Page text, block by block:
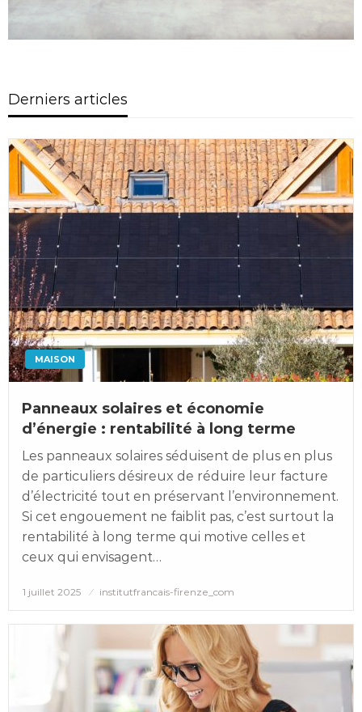
Derniers articles
MAISON
Panneaux solaires et économie
d’énergie : rentabilité à long terme
Les panneaux solaires séduisent de plus en plus
de particuliers désireux de réduire leur facture
d’électricité tout en préservant l’environnement.
Si cet engouement ne faiblit pas, c’est surtout la
rentabilité à long terme qui motive celles et
ceux qui envisagent…
Posted
1 juillet 2025 institutfrancais-firenze_com